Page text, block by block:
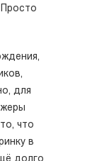
Просто
для
что
в